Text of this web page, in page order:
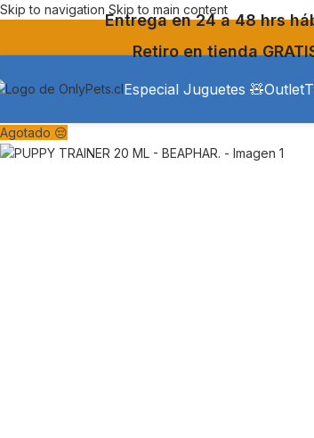
Skip to navigation Skip to main content
Entrega en 24 a 48 hrs
Retiro en tienda
Especial Juguetes 🧸Outlet
Agotado 😔